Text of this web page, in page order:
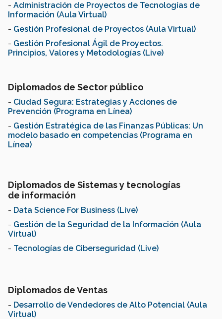
- Administración de Proyectos de Tecnologías de
Información (Aula Virtual)
- Gestión Profesional de Proyectos (Aula Virtual)
- Gestión Profesional Ágil de Proyectos.
Principios, Valores y Metodologías (Live)
Diplomados de Sector público
- Ciudad Segura: Estrategias y Acciones de
Prevención (Programa en Línea)
- Gestión Estratégica de las Finanzas Públicas: Un
modelo basado en competencias (Programa en
Línea)
Diplomados de Sistemas y tecnologías
de información
- Data Science For Business (Live)
- Gestión de la Seguridad de la Información (Aula
Virtual)
- Tecnologías de Ciberseguridad (Live)
Diplomados de Ventas
- Desarrollo de Vendedores de Alto Potencial (Aula
Virtual)